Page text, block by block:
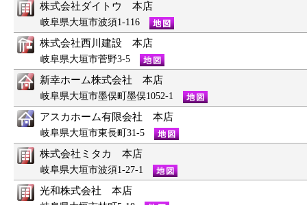
株式会社ダイトウ 本店
岐阜県大垣市波須1-116
株式会社西川建設 本店
岐阜県大垣市菅野3-5
新幸ホーム株式会社 本店
岐阜県大垣市墨俣町墨俣1052-1
アスカホーム有限会社 本店
岐阜県大垣市東長町31-5
株式会社ミタカ 本店
岐阜県大垣市波須1-27-1
光和株式会社 本店